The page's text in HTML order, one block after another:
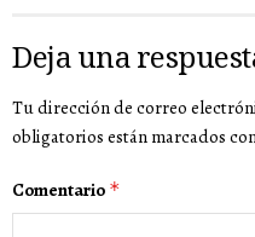
Deja una
Tu dirección de correo
obligatorios están marcados
Comentario *